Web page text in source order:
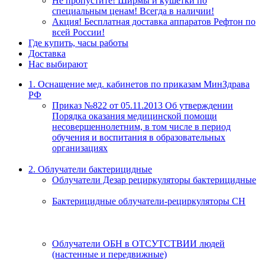
специальным ценам! Всегда в наличии!
Акция! Бесплатная доставка аппаратов Рефтон по
всей России!
Где купить, часы работы
Доставка
Нас выбирают
1. Оснащение мед. кабинетов по приказам МинЗдрава
РФ
Приказ №822 от 05.11.2013 Об утверждении
Порядка оказания медицинской помощи
несовершеннолетним, в том числе в период
обучения и воспитания в образовательных
организациях
2. Облучатели бактерицидные
Облучатели Дезар рециркуляторы бактерицидные
Бактерицидные облучатели-рециркуляторы СН
Облучатели ОБН в ОТСУТСТВИИ людей
(настенные и передвижные)